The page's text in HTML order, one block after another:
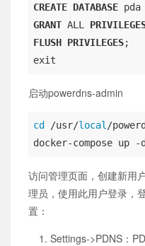
CREATE DATABASE pda
GRANT ALL
FLUSH PRIVILEGES;
exit
启动powerdns-admin
cd /usr/local /
docker-compose up -d
访问管理页面，创建新用
理员，使用此用户登录，
置：
Settings->PDNS：